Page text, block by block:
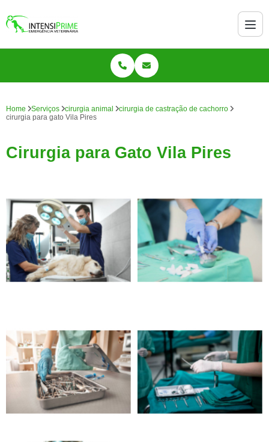
Home Serviços cirurgia animal
cirurgia de castração de cachorro
cirurgia para gato Vila Pires
Cirurgia para Gato Vila Pires